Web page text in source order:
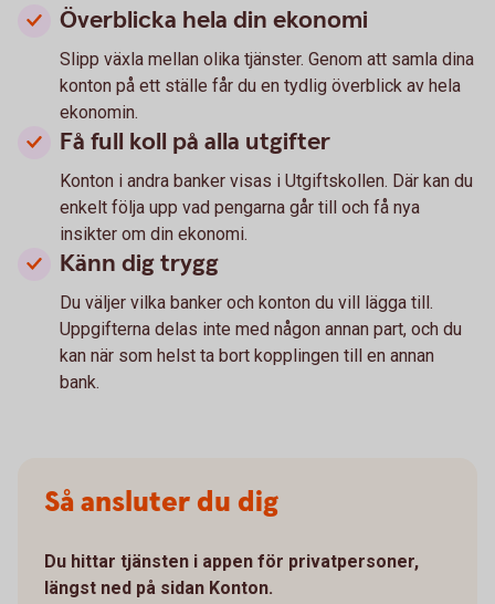
Överblicka hela din ekonomi
Slipp växla mellan olika tjänster. Genom att samla dina
konton på ett ställe får du en tydlig överblick av hela
ekonomin.
Få full koll på alla utgifter
Konton i andra banker visas i Utgiftskollen. Där kan du
enkelt följa upp vad pengarna går till och få nya
insikter om din ekonomi.
Känn dig trygg
Du väljer vilka banker och konton du vill lägga till.
Uppgifterna delas inte med någon annan part, och du
kan när som helst ta bort kopplingen till en annan
bank.
Så ansluter du dig
Du hittar tjänsten i appen för privatpersoner,
längst ned på sidan Konton.